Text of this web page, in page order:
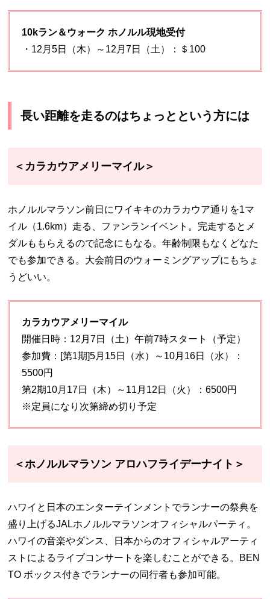
10kラン＆ウォーク ホノルル現地受付
・12月5日（木）～12月7日（土）：＄100
長い距離を走るのはちょっとという方には
＜カラカウアメリーマイル＞
ホノルルマラソン前日にワイキキのカラカウア通りを1マ
イル（1.6km）走る、ファンランイベント。完走するとメ
ダルももらえるので記念にもなる。年齢制限もなくどなた
でも参加できる。大会前日のウォーミングアップにもちょ
うどいい。
カラカウアメリーマイル
開催日時：12月7日（土）午前7時スタート（予定）
参加費：[第1期]5月15日（水）～10月16日（水）：
5500円
第2期10月17日（木）～11月12日（火）：6500円
※定員になり次第締め切り予定
＜ホノルルマラソン アロハフライデーナイト＞
ハワイと日本のエンターテインメントでランナーの祭典を
盛り上げるJALホノルルマラソンオフィシャルパーティ。
ハワイの音楽やダンス、日本からのオフィシャルアーティ
ストによるライブコンサートを楽しむことができる。BEN
TO ボックス付きでランナーの同行者も参加可能。